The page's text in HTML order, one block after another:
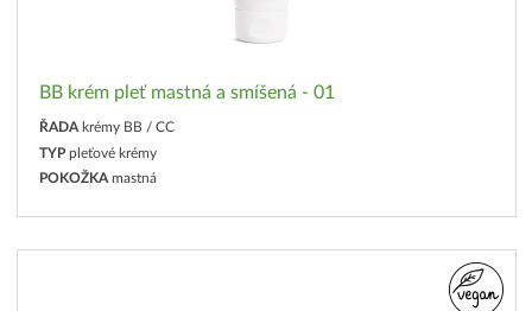
BB krém pleť mastná a smíšená - 01
ŘADA krémy BB / CC
TYP pleťové krémy
POKOŽKA mastná